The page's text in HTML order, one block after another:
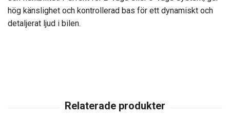
hög känslighet och kontrollerad bas för ett dynamiskt och
detaljerat ljud i bilen.